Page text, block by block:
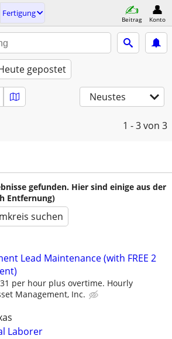
Fertigung
Beitrag Konto
gepostet
Neustes
1 - 3von 3
gefunden. Hier sind einige aus der
Entfernung)
suchen
Lead Maintenance (with FREE 2
per hour plus overtime. Hourly
Management, Inc.
Laborer